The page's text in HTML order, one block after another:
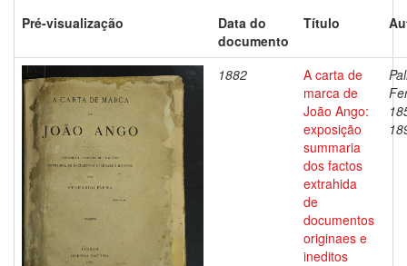
Pré-visualização
Data do
documento
Título
1882
A carta de
marca de
João Ango:
exposição
summaria
dos factos
extrahida
de
documentos
originaes e
ineditos